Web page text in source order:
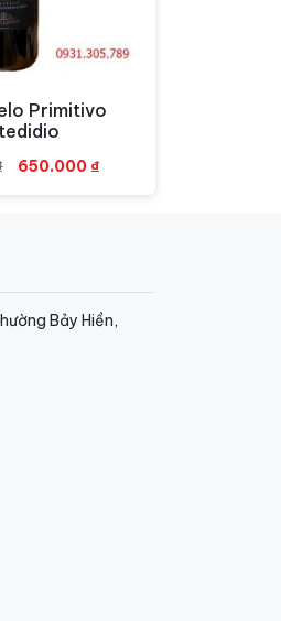
nhanhPrimitivo
Giá
650.000 ₫Giá
Bảy Hiền,